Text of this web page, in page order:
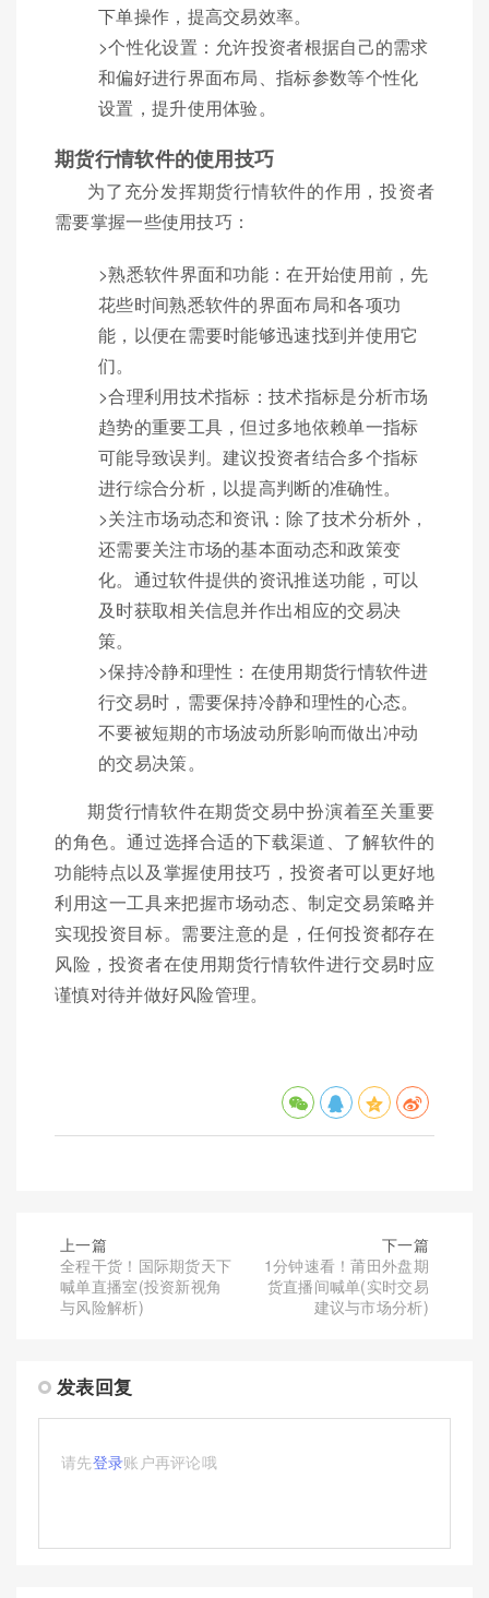
下单操作，提高交易效率。
>个性化设置：允许投资者根据自己的需求
和偏好进行界面布局、指标参数等个性化
设置，提升使用体验。
期货行情软件的使用技巧
为了充分发挥期货行情软件的作用，投资者
需要掌握一些使用技巧：
>熟悉软件界面和功能：在开始使用前，先
花些时间熟悉软件的界面布局和各项功
能，以便在需要时能够迅速找到并使用它
们。
>合理利用技术指标：技术指标是分析市场
趋势的重要工具，但过多地依赖单一指标
可能导致误判。建议投资者结合多个指标
进行综合分析，以提高判断的准确性。
>关注市场动态和资讯：除了技术分析外，
还需要关注市场的基本面动态和政策变
化。通过软件提供的资讯推送功能，可以
及时获取相关信息并作出相应的交易决
策。
>保持冷静和理性：在使用期货行情软件进
行交易时，需要保持冷静和理性的心态。
不要被短期的市场波动所影响而做出冲动
的交易决策。
期货行情软件在期货交易中扮演着至关重要
的角色。通过选择合适的下载渠道、了解软件的
功能特点以及掌握使用技巧，投资者可以更好地
利用这一工具来把握市场动态、制定交易策略并
实现投资目标。需要注意的是，任何投资都存在
风险，投资者在使用期货行情软件进行交易时应
谨慎对待并做好风险管理。
上一篇
全程干货！国际期货天下
喊单直播室(投资新视角
与风险解析)
下一篇
1分钟速看！莆田外盘期
货直播间喊单(实时交易
建议与市场分析)
发表回复
请先登录账户再评论哦